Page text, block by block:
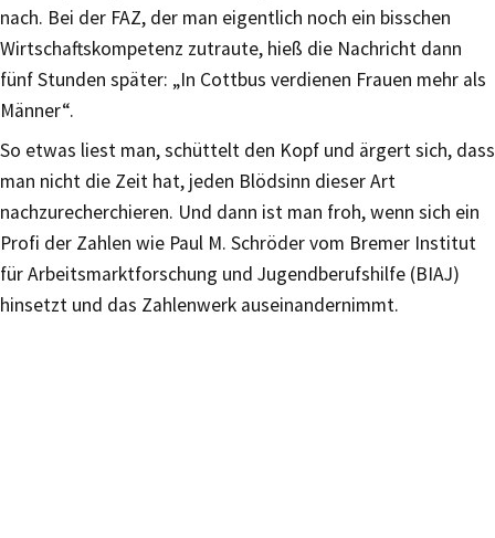
nach. Bei der FAZ, der man eigentlich noch ein bisschen
Wirtschaftskompetenz zutraute, hieß die Nachricht dann
fünf Stunden später: „In Cottbus verdienen Frauen mehr als
Männer“.
So etwas liest man, schüttelt den Kopf und ärgert sich, dass
man nicht die Zeit hat, jeden Blödsinn dieser Art
nachzurecherchieren. Und dann ist man froh, wenn sich ein
Profi der Zahlen wie Paul M. Schröder vom Bremer Institut
für Arbeitsmarktforschung und Jugendberufshilfe (BIAJ)
hinsetzt und das Zahlenwerk auseinandernimmt.